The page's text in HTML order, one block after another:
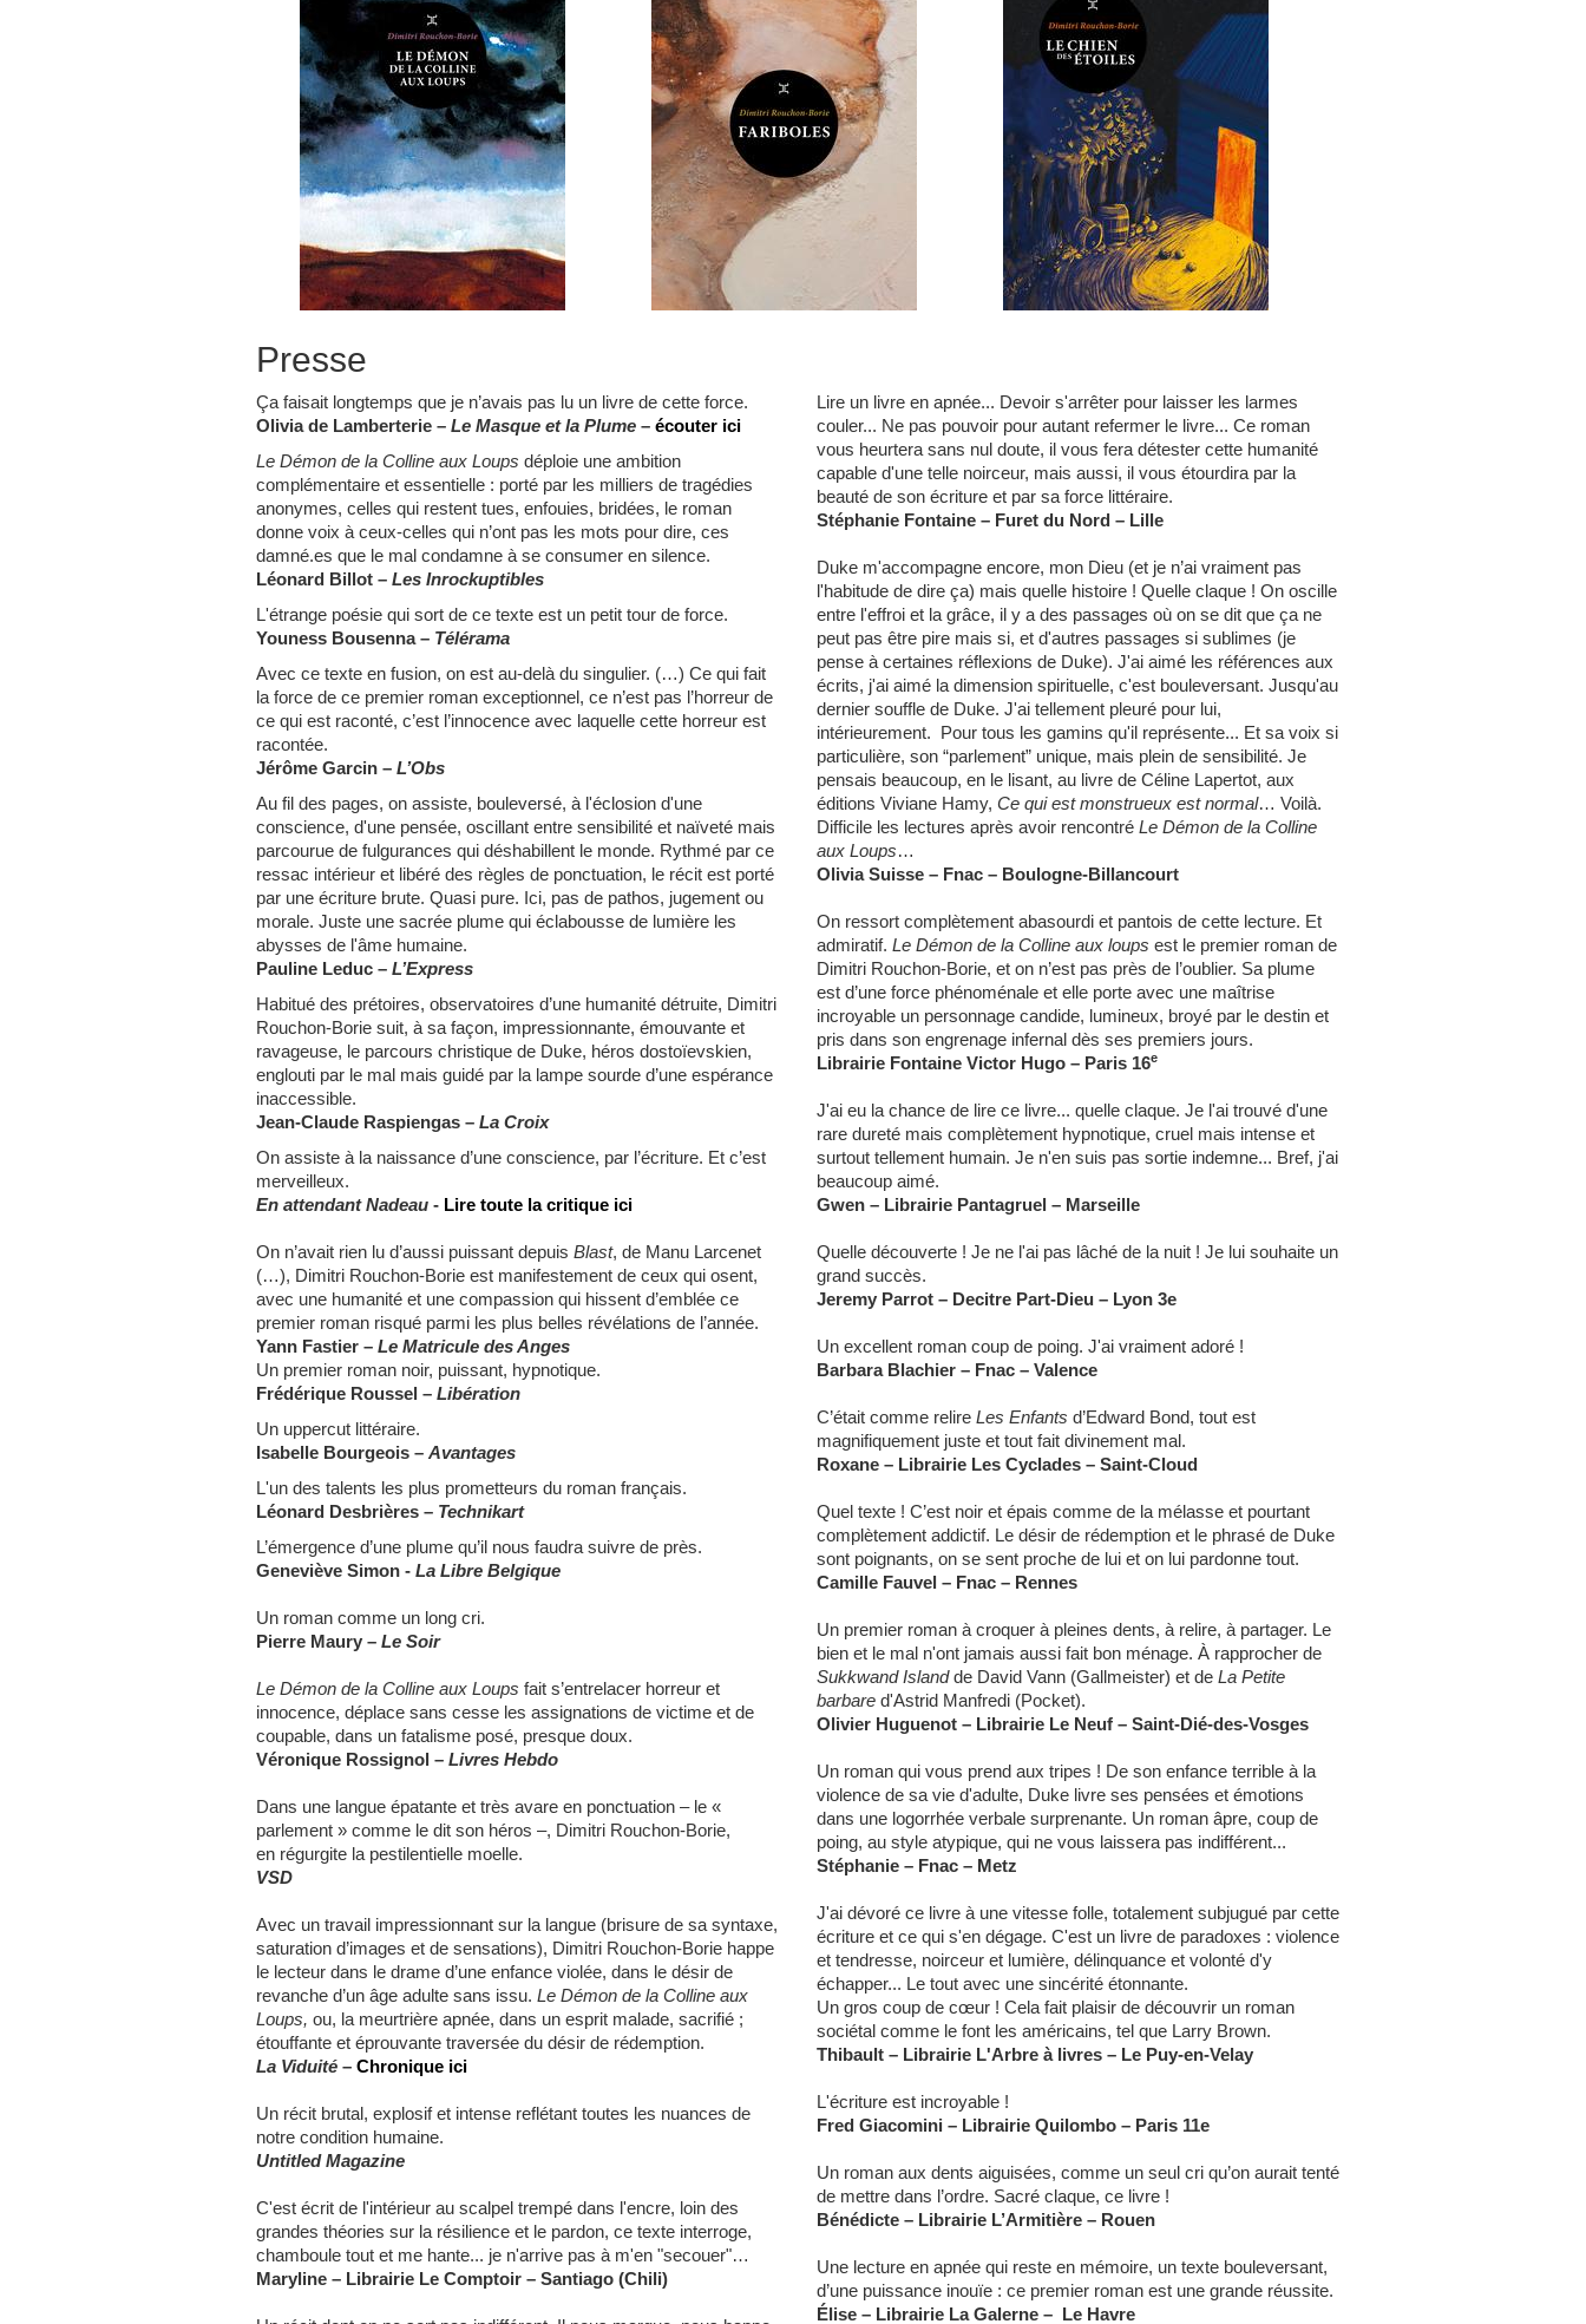
Presse
Ça faisait longtemps que je n’avais pas lu un livre de cette force.
Olivia de Lamberterie – Le Masque et la Plume – écouter ici
Le Démon de la Colline aux Loups déploie une ambition
complémentaire et essentielle : porté par les milliers de tragédies
anonymes, celles qui restent tues, enfouies, bridées, le roman
donne voix à ceux-celles qui n’ont pas les mots pour dire, ces
damné.es que le mal condamne à se consumer en silence.
Léonard Billot – Les Inrockuptibles
L'étrange poésie qui sort de ce texte est un petit tour de force.
Youness Bousenna– Télérama
Avec ce texte en fusion, on est au-delà du singulier. (…) Ce qui fait
la force de ce premier roman exceptionnel, ce n’est pas l’horreur de
ce qui est raconté, c’est l’innocence avec laquelle cette horreur est
racontée.
Jérôme Garcin – L’Obs
Au fil des pages, on assiste, bouleversé, à l'éclosion d'une
conscience, d'une pensée, oscillant entre sensibilité et naïveté mais
parcourue de fulgurances qui déshabillent le monde. Rythmé par ce
ressac intérieur et libéré des règles de ponctuation, le récit est porté
par une écriture brute. Quasi pure. Ici, pas de pathos, jugement ou
morale. Juste une sacrée plume qui éclabousse de lumière les
abysses de l'âme humaine.
Pauline Leduc – L’Express
Habitué des prétoires, observatoires d’une humanité détruite, Dimitri
Rouchon-Borie suit, à sa façon, impressionnante, émouvante et
ravageuse, le parcours christique de Duke, héros dostoïevskien,
englouti par le mal mais guidé par la lampe sourde d’une espérance
inaccessible.
Jean-Claude Raspiengas – La Croix
On assiste à la naissance d’une conscience, par l’écriture. Et c’est
merveilleux.
En attendant Nadeau - Lire toute la critique ici
On n’avait rien lu d’aussi puissant depuis Blast, de Manu Larcenet
(…), Dimitri Rouchon-Borie est manifestement de ceux qui osent,
avec une humanité et une compassion qui hissent d’emblée ce
premier roman risqué parmi les plus belles révélations de l’année.
Yann Fastier – Le Matricule des Anges
Un premier roman noir, puissant, hypnotique.
Frédérique Roussel – Libération
Un uppercut littéraire.
Isabelle Bourgeois – Avantages
L'un des talents les plus prometteurs du roman français.
Léonard Desbrières – Technikart
L’émergence d’une plume qu’il nous faudra suivre de près.
Geneviève Simon - La Libre Belgique
Un roman comme un long cri.
Pierre Maury – Le Soir
Le Démon de la Colline aux Loups fait s’entrelacer horreur et
innocence, déplace sans cesse les assignations de victime et de
coupable, dans un fatalisme posé, presque doux.
Véronique Rossignol – Livres Hebdo
Dans une langue épatante et très avare en ponctuation – le «
parlement » comme le dit son héros –, Dimitri Rouchon-Borie,
en régurgite la pestilentielle moelle.
VSD
Avec un travail impressionnant sur la langue (brisure de sa syntaxe,
saturation d’images et de sensations), Dimitri Rouchon-Borie happe
le lecteur dans le drame d’une enfance violée, dans le désir de
revanche d’un âge adulte sans issu. Le Démon de la Colline aux
Loups, ou, la meurtrière apnée, dans un esprit malade, sacrifié ;
étouffante et éprouvante traversée du désir de rédemption.
La Viduité – Chronique ici
Un récit brutal, explosif et intense reflétant toutes les nuances de
notre condition humaine.
Untitled Magazine
C'est écrit de l'intérieur au scalpel trempé dans l'encre, loin des
grandes théories sur la résilience et le pardon, ce texte interroge,
chamboule tout et me hante... je n'arrive pas à m'en "secouer"…
Maryline – Librairie Le Comptoir – Santiago (Chili)
Lire un livre en apnée... Devoir s'arrêter pour laisser les larmes
couler... Ne pas pouvoir pour autant refermer le livre... Ce roman
vous heurtera sans nul doute, il vous fera détester cette humanité
capable d'une telle noirceur, mais aussi, il vous étourdira par la
beauté de son écriture et par sa force littéraire.
Stéphanie Fontaine – Furet du Nord – Lille
Duke m'accompagne encore, mon Dieu (et je n’ai vraiment pas
l'habitude de dire ça) mais quelle histoire ! Quelle claque ! On oscille
entre l'effroi et la grâce, il y a des passages où on se dit que ça ne
peut pas être pire mais si, et d'autres passages si sublimes (je
pense à certaines réflexions de Duke). J'ai aimé les références aux
écrits, j'ai aimé la dimension spirituelle, c'est bouleversant. Jusqu'au
dernier souffle de Duke. J'ai tellement pleuré pour lui,
intérieurement. Pour tous les gamins qu'il représente... Et sa voix si
particulière, son “parlement” unique, mais plein de sensibilité. Je
pensais beaucoup, en le lisant, au livre de Céline Lapertot, aux
éditions Viviane Hamy, Ce qui est monstrueux est normal… Voilà.
Difficile les lectures après avoir rencontré Le Démon de la Colline
aux Loups…
Olivia Suisse – Fnac – Boulogne-Billancourt
On ressort complètement abasourdi et pantois de cette lecture. Et
admiratif. Le Démon de la Colline aux loups est le premier roman de
Dimitri Rouchon-Borie, et on n’est pas près de l’oublier. Sa plume
est d’une force phénoménale et elle porte avec une maîtrise
incroyable un personnage candide, lumineux, broyé par le destin et
pris dans son engrenage infernal dès ses premiers jours.
Librairie Fontaine Victor Hugo – Paris 16e
J'ai eu la chance de lire ce livre... quelle claque. Je l'ai trouvé d'une
rare dureté mais complètement hypnotique, cruel mais intense et
surtout tellement humain. Je n'en suis pas sortie indemne... Bref, j'ai
beaucoup aimé.
Gwen – Librairie Pantagruel – Marseille
Quelle découverte ! Je ne l'ai pas lâché de la nuit ! Je lui souhaite un
grand succès.
Jeremy Parrot – Decitre Part-Dieu – Lyon 3e
Un excellent roman coup de poing. J'ai vraiment adoré !
Barbara Blachier – Fnac – Valence
C’était comme relire Les Enfants d’Edward Bond, tout est
magnifiquement juste et tout fait divinement mal.
Roxane – Librairie Les Cyclades – Saint-Cloud
Quel texte ! C’est noir et épais comme de la mélasse et pourtant
complètement addictif. Le désir de rédemption et le phrasé de Duke
sont poignants, on se sent proche de lui et on lui pardonne tout.
Camille Fauvel – Fnac – Rennes
Un premier roman à croquer à pleines dents, à relire, à partager. Le
bien et le mal n'ont jamais aussi fait bon ménage. À rapprocher de
Sukkwand Islandde David Vann (Gallmeister) et de La Petite
barbare d'Astrid Manfredi (Pocket).
Olivier Huguenot – Librairie Le Neuf – Saint-Dié-des-Vosges
Un roman qui vous prend aux tripes ! De son enfance terrible à la
violence de sa vie d'adulte, Duke livre ses pensées et émotions
dans une logorrhée verbale surprenante. Un roman âpre, coup de
poing, au style atypique, qui ne vous laissera pas indifférent...
Stéphanie – Fnac – Metz
J'ai dévoré ce livre à une vitesse folle, totalement subjugué par cette
écriture et ce qui s'en dégage. C'est un livre de paradoxes : violence
et tendresse, noirceur et lumière, délinquance et volonté d'y
échapper... Le tout avec une sincérité étonnante.
Un gros coup de cœur ! Cela fait plaisir de découvrir un roman
sociétal comme le font les américains, tel que Larry Brown.
Thibault – Librairie L'Arbre à livres – Le Puy-en-Velay
L'écriture est incroyable !
Fred Giacomini – Librairie Quilombo – Paris 11e
Un roman aux dents aiguisées, comme un seul cri qu’on aurait tenté
de mettre dans l’ordre. Sacré claque, ce livre !
Bénédicte – Librairie L’Armitière – Rouen
Une lecture en apnée qui reste en mémoire, un texte bouleversant,
d’une puissance inouïe : ce premier roman est une grande réussite.
Élise – Librairie La Galerne – Le Havre